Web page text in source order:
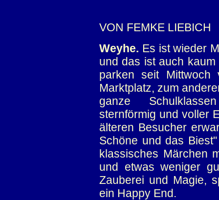
VON FEMKE LIEBICH
Weyhe. Es ist wieder
und das ist auch
parken seit
Marktplatz, zum
ganze
sternförmig und voller
älteren Besucher
Schöne und das
klassisches Märchen
und etwas weniger
Zauberei und Magie,
ein Happy End.